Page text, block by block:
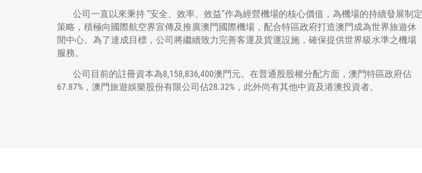
公司一直以來秉持 “安全、效率、效益”作為經營機場的核心價值，為機場的持續發展制定
策略，積極向國際航空界宣傳及推廣澳門國際機場，配合特區政府打造澳門成為世界旅遊休
閒中心。為了達成目標，公司將繼續致力完善客運及貨運設施，確保提供世界級水準之機場
服務。
公司目前的註冊資本為8,158,836,400澳門元。在普通股股權分配方面，澳門特區政府佔
67.87%，澳門旅遊娛樂股份有限公司佔28.32%，此外尚有其他中資及港澳投資者。